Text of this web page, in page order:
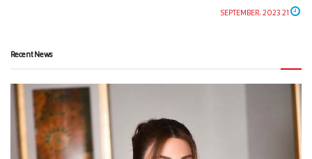
Recent News